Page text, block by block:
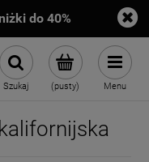
do 40%
(pusty)
Szukaj Menu